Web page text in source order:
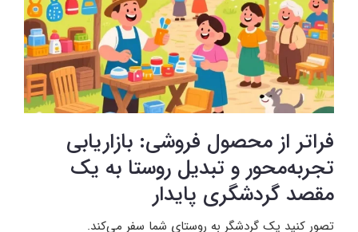
فراتر از محصول فروشی: بازاریابی
تجربه‌محور و تبدیل روستا به یک
مقصد گردشگری پایدار
تصور کنید یک گردشگر به روستای شما سفر می‌کند.